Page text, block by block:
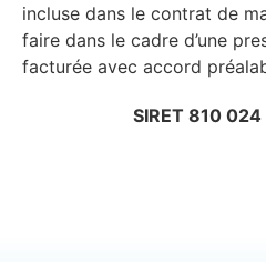
incluse dans le contrat de
faire dans le cadre d’une
facturée avec accord
SIRET 810